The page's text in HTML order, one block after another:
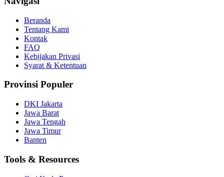
Beranda
Tentang Kami
Kontak
FAQ
Kebijakan Privasi
Syarat & Ketentuan
Provinsi Populer
DKI Jakarta
Jawa Barat
Jawa Tengah
Jawa Timur
Banten
Tools & Resources